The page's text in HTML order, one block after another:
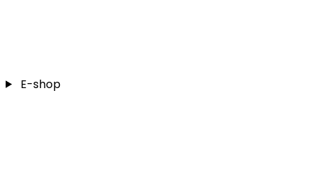
E-shop